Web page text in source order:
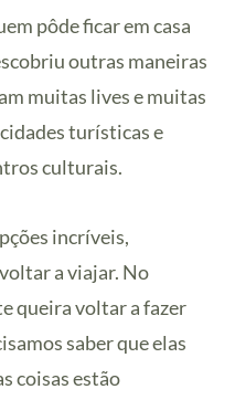
pôde ficar em casa
outras maneiras
muitas lives e muitas
turísticas e
culturais.
incríveis,
a viajar. No
queira voltar a fazer
saber que elas
coisas estão